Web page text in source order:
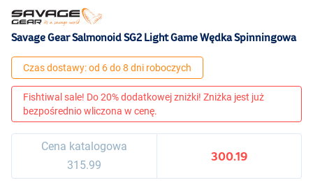
Savage Gear Salmonoid SG2 Light Game Wędka Spinningowa
Czas dostawy: od 6 do 8 dni roboczych
Fishtiwal sale! Do 20% dodatkowej zniżki! Zniżka jest już
bezpośrednio wliczona w cenę.
Cena katalogowa
315.99
300.19